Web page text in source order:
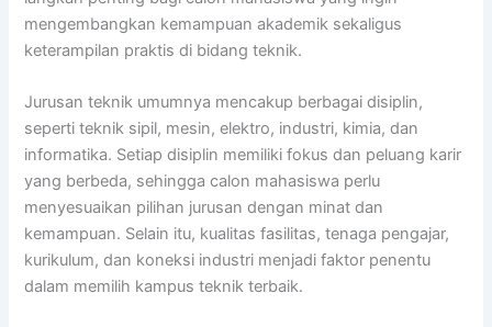
mengembangkan kemampuan akademik sekaligus
keterampilan praktis di bidang teknik.
Jurusan teknik umumnya mencakup berbagai disiplin,
seperti teknik sipil, mesin, elektro, industri, kimia, dan
informatika. Setiap disiplin memiliki fokus dan peluang karir
yang berbeda, sehingga calon mahasiswa perlu
menyesuaikan pilihan jurusan dengan minat dan
kemampuan. Selain itu, kualitas fasilitas, tenaga pengajar,
kurikulum, dan koneksi industri menjadi faktor penentu
dalam memilih kampus teknik terbaik.